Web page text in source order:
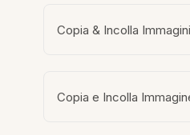
Copia & Incolla
Copia e Incolla